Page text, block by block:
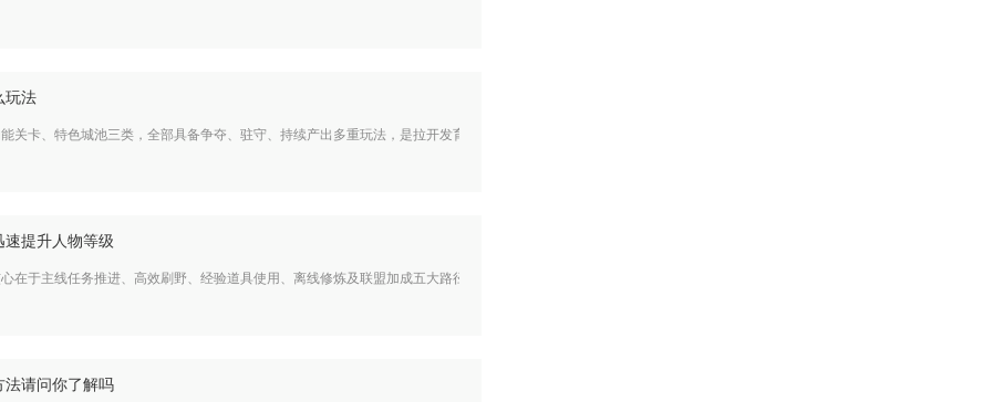
玩法
关卡、特色城池三类，全部具备争夺、驻守、持续产出多重玩法，是拉开发育差距的核心途径。世界地图分布大量野外资源类建筑，包含铁矿、农田、伐木场，占领后
提升人物等级
在于主线任务推进、高效刷野、经验道具使用、离线修炼及联盟加成五大路径协同推进，兼顾日常任务与限时活动，可实现等级快速突破。主线任务是人物等级提升的
法请问你了解吗